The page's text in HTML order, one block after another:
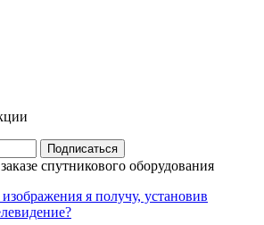
Подписаться
спутникового оборудования
изображения я получу, установив